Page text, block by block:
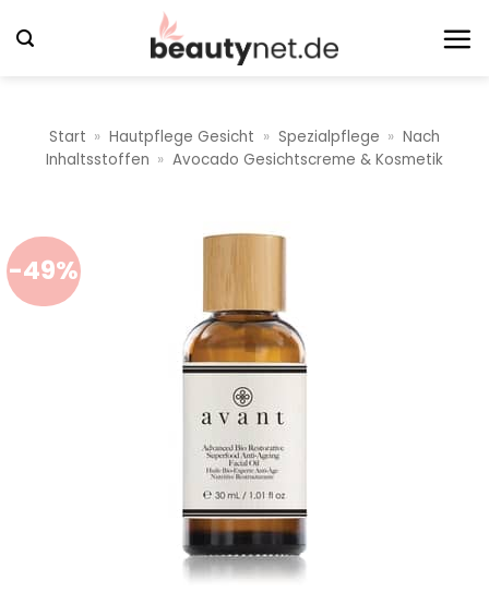
Inhalt
Start » Hautpflege Gesicht » Spezialpflege » Nach
Inhaltsstoffen » Avocado Gesichtscreme & Kosmetik
-49%